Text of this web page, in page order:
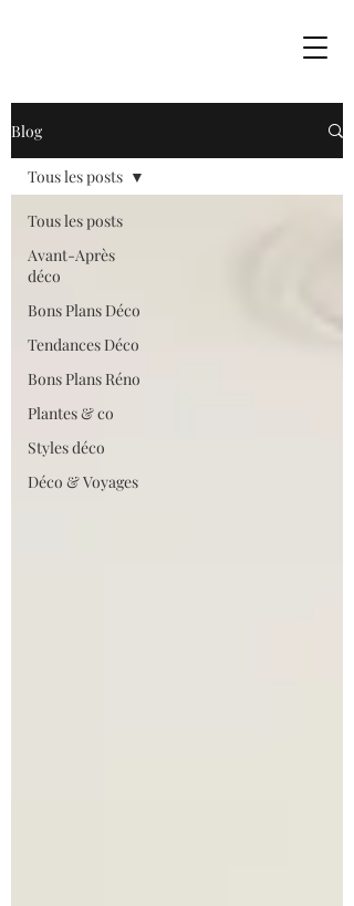
Blog
Tous les posts
Avant-Après
déco
Bons Plans Déco
Tendances Déco
Bons Plans Réno
Plantes & co
Styles déco
Déco & Voyages
Tous les posts